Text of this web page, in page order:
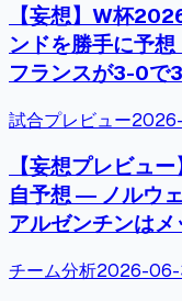
【妄想】W杯
ンドを勝手に予想
フランスが3-0で
試合プレビュー
【妄想プレビュ
自予想 ― ノルウ
アルゼンチンは
チーム分析2026-